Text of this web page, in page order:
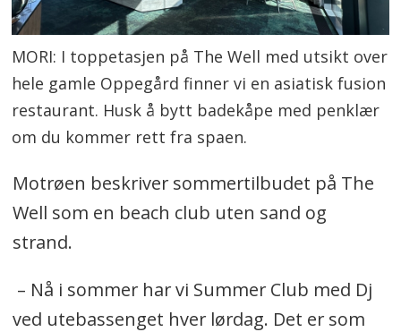
MORI: I toppetasjen på The Well med utsikt over
hele gamle Oppegård finner vi en asiatisk fusion
restaurant. Husk å bytt badekåpe med penklær
om du kommer rett fra spaen.
Motrøen beskriver sommertilbudet på The
Well som en beach club uten sand og
strand.
– Nå i sommer har vi Summer Club med Dj
ved utebassenget hver lørdag. Det er som